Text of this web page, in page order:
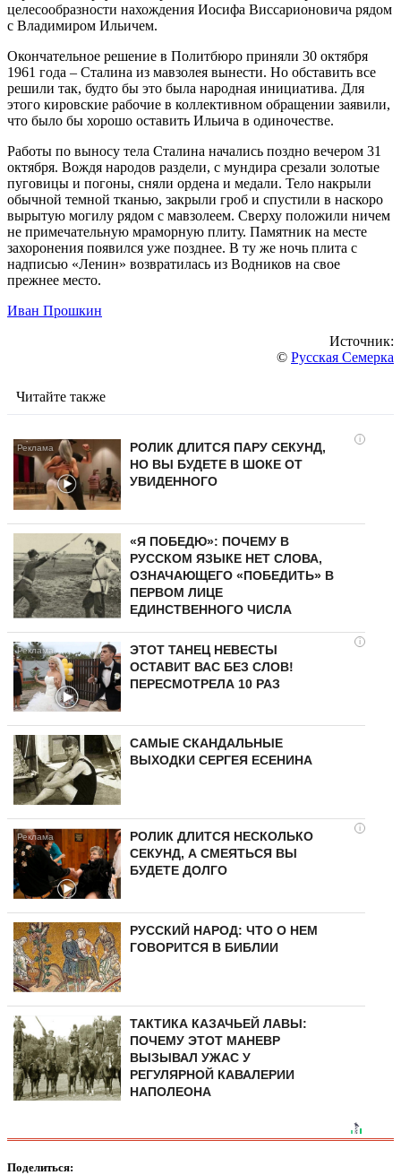
целесообразности нахождения Иосифа Виссарионовича рядом
с Владимиром Ильичем.
Окончательное решение в Политбюро приняли 30 октября
1961 года – Сталина из мавзолея вынести. Но обставить все
решили так, будто бы это была народная инициатива. Для
этого кировские рабочие в коллективном обращении заявили,
что было бы хорошо оставить Ильича в одиночестве.
Работы по выносу тела Сталина начались поздно вечером 31
октября. Вождя народов раздели, с мундира срезали золотые
пуговицы и погоны, сняли ордена и медали. Тело накрыли
обычной темной тканью, закрыли гроб и спустили в наскоро
вырытую могилу рядом с мавзолеем. Сверху положили ничем
не примечательную мраморную плиту. Памятник на месте
захоронения появился уже позднее. В ту же ночь плита с
надписью «Ленин» возвратилась из Водников на свое
прежнее место.
Иван Прошкин
Источник:
© Русская Семерка
Читайте также
i
РОЛИК ДЛИТСЯ ПАРУ СЕКУНД,
НО ВЫ БУДЕТЕ В ШОКЕ ОТ
УВИДЕННОГО
«Я ПОБЕДЮ»: ПОЧЕМУ В
РУССКОМ ЯЗЫКЕ НЕТ СЛОВА,
ОЗНАЧАЮЩЕГО «ПОБЕДИТЬ» В
ПЕРВОМ ЛИЦЕ
ЕДИНСТВЕННОГО ЧИСЛА
i
ЭТОТ ТАНЕЦ НЕВЕСТЫ
ОСТАВИТ ВАС БЕЗ СЛОВ!
ПЕРЕСМОТРЕЛА 10 РАЗ
САМЫЕ СКАНДАЛЬНЫЕ
ВЫХОДКИ СЕРГЕЯ ЕСЕНИНА
i
РОЛИК ДЛИТСЯ НЕСКОЛЬКО
СЕКУНД, А СМЕЯТЬСЯ ВЫ
БУДЕТЕ ДОЛГО
РУССКИЙ НАРОД: ЧТО О НЕМ
ГОВОРИТСЯ В БИБЛИИ
ТАКТИКА КАЗАЧЬЕЙ ЛАВЫ:
ПОЧЕМУ ЭТОТ МАНЕВР
ВЫЗЫВАЛ УЖАС У
РЕГУЛЯРНОЙ КАВАЛЕРИИ
НАПОЛЕОНА
Поделиться: